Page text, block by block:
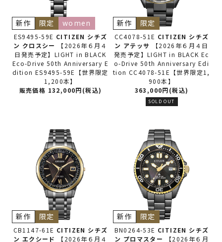
ES9495-59E CITIZEN シチズ
ン クロスシー
【2026年６月４
日発売予定】LIGHT in BLACK
Eco-Drive 50th Anniversary E
dition ES9495-59E【世界限定
1,200本】
新作 限定 women
販売価格 132,000円(税込)
CC4078-51E CITIZEN シチズ
ン アテッサ
【2026年６月４日
発売予定】LIGHT in BLACK Ec
o-Drive 50th Anniversary Edi
tion CC4078-51E【世界限定1,
900本】
新作 限定
363,000円(税込)
SOLD OUT
CB1147-61E CITIZEN シチズ
ン エクシード
【2026年６月４
新作 限定
BN0264-53E CITIZEN シチズ
ン プロマスター
【2026年６月
新作 限定